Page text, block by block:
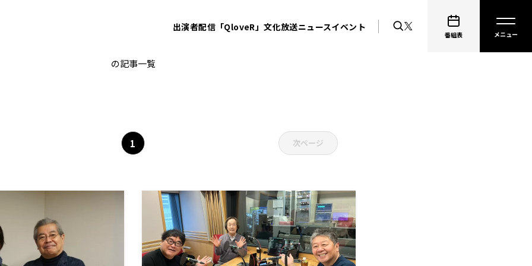
出演者配信「QloveR」文化放送ニュースイベント
番組表
３年Ｂ組金八先生
の記事一覧
1 次ページ